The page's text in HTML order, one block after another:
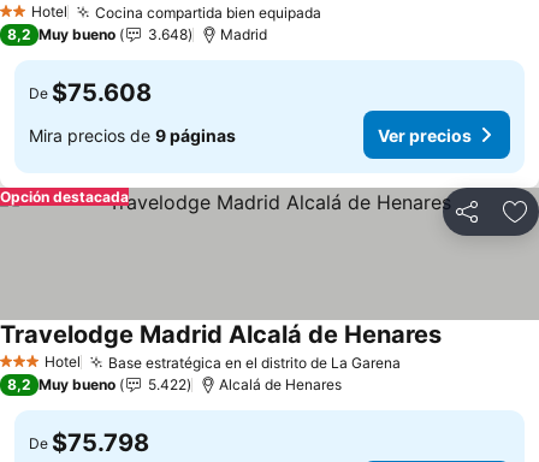
2 Estrellas
Hotel Cocina compartida bien equipada
8,2 Muy bueno 3.648 Madrid
De $75.608
Mira precios de 9 páginas Ver precios
Compartir
Opción destacada
3 Estrellas
Hotel Base estratégica en el distrito de La Garena
Travelodge Madrid Alcalá de Henares
8,2 Muy bueno 5.422 Alcalá de Henares
De $75.798